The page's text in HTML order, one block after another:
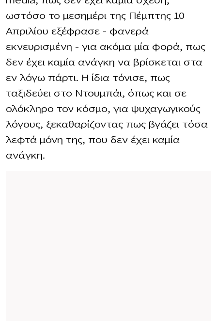
ωστόσο το μεσημέρι της Πέμπτης 10
Απριλίου εξέφρασε – φανερά
εκνευρισμένη – για ακόμα μία φορά, πως
δεν έχει καμία ανάγκη να βρίσκεται στα
εν λόγω πάρτι. Η ίδια τόνισε, πως
ταξιδεύει στο Ντουμπάι, όπως και σε
ολόκληρο τον κόσμο, για ψυχαγωγικούς
λόγους, ξεκαθαρίζοντας πως βγάζει τόσα
λεφτά μόνη της, που δεν έχει καμία
ανάγκη.